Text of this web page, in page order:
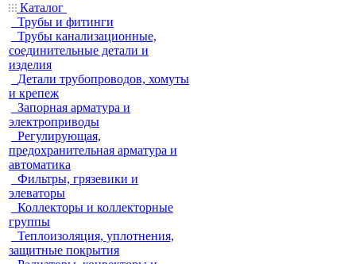
Каталог
Трубы и фитинги
Трубы канализационные,
соединительные детали и
изделия
Детали трубопроводов, хомуты
и крепеж
Запорная арматура и
электроприводы
Регулирующая,
предохранительная арматура и
автоматика
Фильтры, грязевики и
элеваторы
Коллекторы и коллекторные
группы
Теплоизоляция, уплотнения,
защитные покрытия